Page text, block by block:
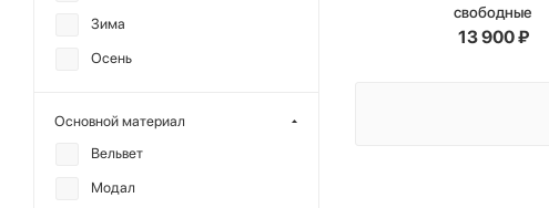
свободные
13 900₽
OUT OF REACH
ГОША РУБЧИНСКИЙ
Зима
Осень
Основной материал
Вельвет
Модал